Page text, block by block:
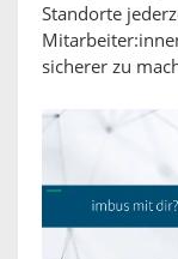
Standorte
sicherer zu